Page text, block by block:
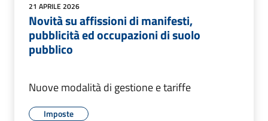
21 APRILE 2026
Novità su affissioni di manifesti,
pubblicità ed occupazioni di suolo
pubblico
Nuove modalità di gestione e tariffe
Imposte